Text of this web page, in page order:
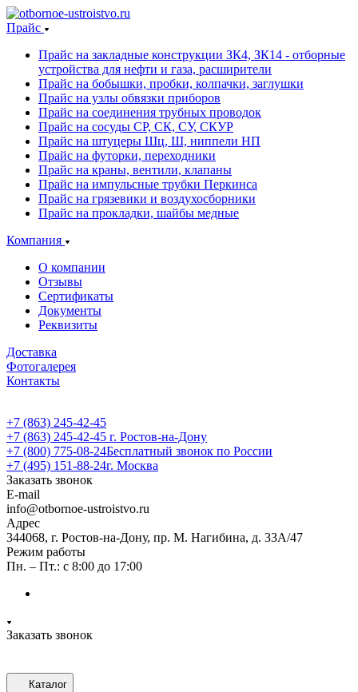
Прайс
Прайс на закладные конструкции ЗК4, ЗК14 - отборные
устройства для нефти и газа, расширители
Прайс на бобышки, пробки, колпачки, заглушки
Прайс на узлы обвязки приборов
Прайс на соединения трубных проводок
Прайс на сосуды СР, СК, СУ, СКУР
Прайс на штуцеры Шц, Ш, ниппели НП
Прайс на футорки, переходники
Прайс на краны, вентили, клапаны
Прайс на импульсные трубки Перкинса
Прайс на грязевики и воздухосборники
Прайс на прокладки, шайбы медные
Компания
О компании
Отзывы
Сертификаты
Документы
Реквизиты
Доставка
Фотогалерея
Контакты
+7 (863) 245-42-45
+7 (863) 245-42-45 г. Ростов-на-Дону
+7 (800) 775-08-24Бесплатный звонок по России
+7 (495) 151-88-24г. Москва
Заказать звонок
E-mail
info@otbornoe-ustroistvo.ru
Адрес
344068, г. Ростов-на-Дону, пр. М. Нагибина, д. 33А/47
Режим работы
Пн. – Пт.: с 8:00 до 17:00
Заказать звонок
Каталог